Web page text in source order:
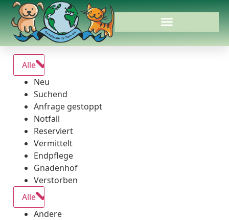
Alle
Neu
Suchend
Anfrage gestoppt
Notfall
Reserviert
Vermittelt
Endpflege
Gnadenhof
Verstorben
Alle
Andere